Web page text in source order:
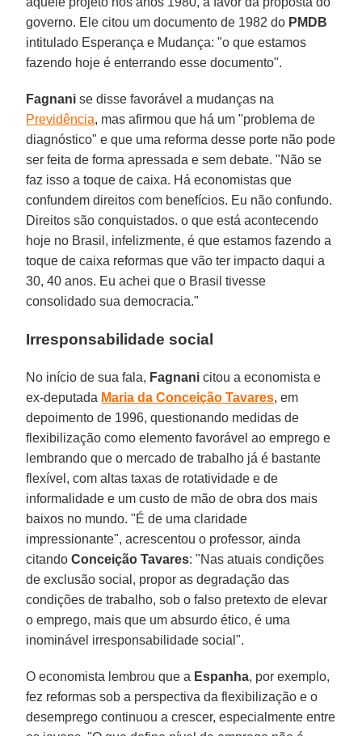
governo. Ele citou um documento de 1982 do PMDB
intitulado Esperança e Mudança: "o que estamos
fazendo hoje é enterrando esse documento".
Fagnani se disse favorável a mudanças na
Previdência, mas afirmou que há um "problema de
diagnóstico" e que uma reforma desse porte não pode
ser feita de forma apressada e sem debate. "Não se
faz isso a toque de caixa. Há economistas que
confundem direitos com benefícios. Eu não confundo.
Direitos são conquistados. o que está acontecendo
hoje no Brasil, infelizmente, é que estamos fazendo a
toque de caixa reformas que vão ter impacto daqui a
30, 40 anos. Eu achei que o Brasil tivesse
consolidado sua democracia."
Irresponsabilidade social
No início de sua fala, Fagnani citou a economista e
ex-deputada Maria da Conceição Tavares, em
depoimento de 1996, questionando medidas de
flexibilização como elemento favorável ao emprego e
lembrando que o mercado de trabalho já é bastante
flexível, com altas taxas de rotatividade e de
informalidade e um custo de mão de obra dos mais
baixos no mundo. "É de uma claridade
impressionante", acrescentou o professor, ainda
citandoConceição Tavares: "Nas atuais condições
de exclusão social, propor as degradação das
condições de trabalho, sob o falso pretexto de elevar
o emprego, mais que um absurdo ético, é uma
inominável irresponsabilidade social".
O economista lembrou que a Espanha, por exemplo,
fez reformas sob a perspectiva da flexibilização e o
desemprego continuou a crescer, especialmente entre